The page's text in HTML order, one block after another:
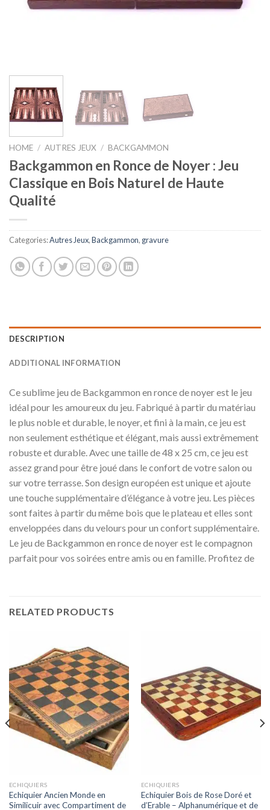
HOME / AUTRES JEUX / BACKGAMMON
Backgammon en Ronce de Noyer : Jeu
Classique en Bois Naturel de Haute
Qualité
Categories:Autres Jeux,Backgammon, gravure
DESCRIPTION
ADDITIONAL INFORMATION
Ce sublime jeu de Backgammon en ronce de noyer est le jeu
idéal pour les amoureux du jeu. Fabriqué à partir du matériau
le plus noble et durable, le noyer, et fini à la main, ce jeu est
non seulement esthétique et élégant, mais aussi extrêmement
robuste et durable. Avec une taille de 48 x 25 cm, ce jeu est
assez grand pour être joué dans le confort de votre salon ou
sur votre terrasse. Son design européen est unique et ajoute
une touche supplémentaire d’élégance à votre jeu. Les pièces
sont faites à partir du même bois que le plateau et elles sont
enveloppées dans du velours pour un confort supplémentaire.
Le jeu de Backgammon en ronce de noyer est le compagnon
parfait pour vos soirées entre amis ou en famille. Profitez de
RELATED PRODUCTS
ECHIQUIERS
Echiquier Ancien Monde en
Similicuir avec Compartiment de
ECHIQUIERS
Echiquier Bois de Rose Doré et
d’Erable – Alphanumérique et de